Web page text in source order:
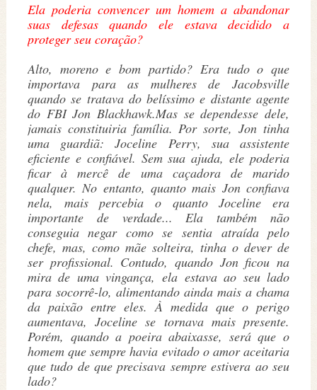
Ela poderia convencer um homem a abandonar
suas defesas quando ele estava decidido a
proteger seu coração?
Alto, moreno e bom partido? Era tudo o que
importava para as mulheres de Jacobsville
quando se tratava do belíssimo e distante agente
do FBI Jon Blackhawk.Mas se dependesse dele,
jamais constituiria família. Por sorte, Jon tinha
uma guardiã: Joceline Perry, sua assistente
eficiente e confiável. Sem sua ajuda, ele poderia
ficar à mercê de uma caçadora de marido
qualquer. No entanto, quanto mais Jon confiava
nela, mais percebia o quanto Joceline era
importante de verdade... Ela também não
conseguia negar como se sentia atraída pelo
chefe, mas, como mãe solteira, tinha o dever de
ser profissional. Contudo, quando Jon ficou na
mira de uma vingança, ela estava ao seu lado
para socorrê-lo, alimentando ainda mais a chama
da paixão entre eles. À medida que o perigo
aumentava, Joceline se tornava mais presente.
Porém, quando a poeira abaixasse, será que o
homem que sempre havia evitado o amor aceitaria
que tudo de que precisava sempre estivera ao seu
lado?